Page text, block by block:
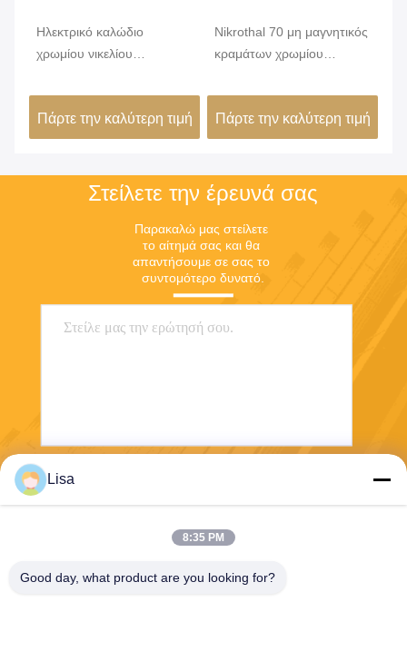
Ηλεκτρικό καλώδιο
χρωμίου νικελίου
Karma 6j22
Πάρτε την καλύτερη τιμή
Nikrothal 70 μη μαγνητικός
κραμάτων χρωμίου
ανοπτημένος
Πάρτε την καλύτερη τιμή
Στείλετε την έρευνά σας
Παρακαλώ μας στείλετε
το αίτημά σας και θα
απαντήσουμε σε σας το
συντομότερο δυνατό.
Lisa
8:35 PM
Good day, what product are you looking for?